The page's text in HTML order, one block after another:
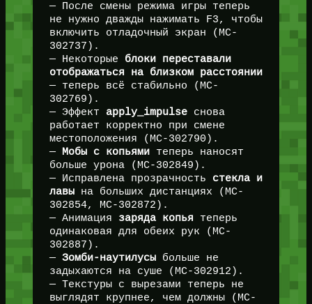
— После смены режима игры теперь
не нужно дважды нажимать F3, чтобы
включить отладочный экран (MC-
302737).
— Некоторые блоки переставали
отображаться на близком расстоянии
— теперь всё стабильно (MC-
302769).
— Эффект apply_impulseснова
работает корректно при смене
местоположения (MC-302790).
—
Мобы с копьямитеперь наносят
больше урона (MC-302849).
— Исправлена прозрачность стекла и
лавына больших дистанциях (MC-
302854, MC-302872).
— Анимация заряда копья теперь
одинаковая для обеих рук (MC-
302887).
— Зомби-наутилусыбольше не
задыхаются на суше (MC-302912).
— Текстуры с вырезами теперь не
выглядят крупнее, чем должны (MC-